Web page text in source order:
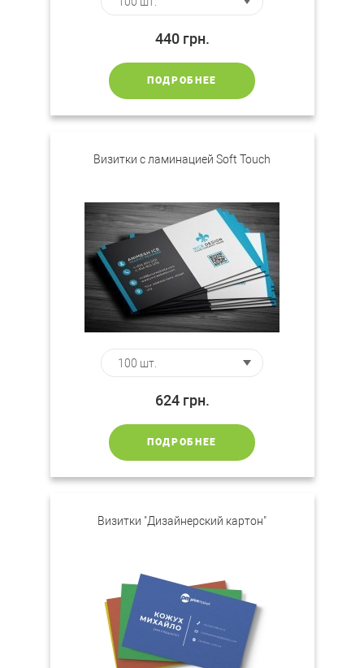
440 грн.
ПОДРОБНЕЕ
Визитки с ламинацией Soft Touch
624 грн.
ПОДРОБНЕЕ
Визитки "Дизайнерский картон"